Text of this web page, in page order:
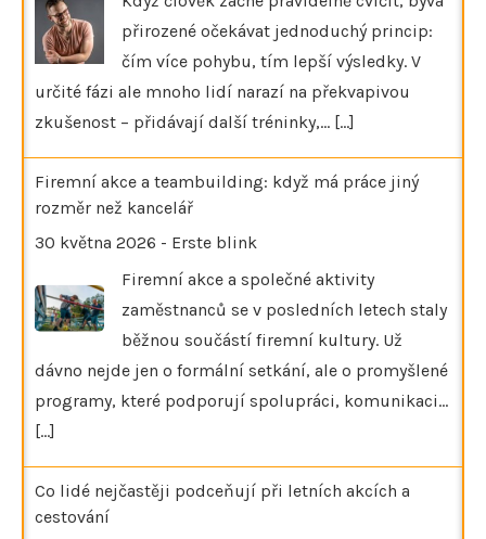
přirozené očekávat jednoduchý princip:
čím více pohybu, tím lepší výsledky. V
určité fázi ale mnoho lidí narazí na překvapivou
zkušenost – přidávají další tréninky,… [...]
Firemní akce a teambuilding: když má práce jiný
rozměr než kancelář
30 května 2026 - Erste blink
Firemní akce a společné aktivity
zaměstnanců se v posledních letech staly
běžnou součástí firemní kultury. Už
dávno nejde jen o formální setkání, ale o promyšlené
programy, které podporují spolupráci, komunikaci…
[...]
Co lidé nejčastěji podceňují při letních akcích a
cestování